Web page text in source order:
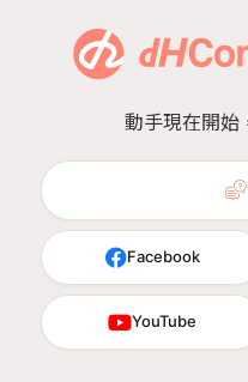
動手現在開始
Facebook
YouTube